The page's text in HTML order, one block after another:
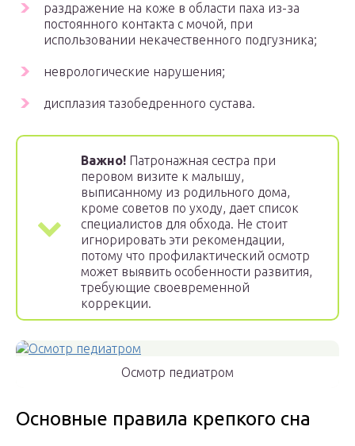
раздражение на коже в области паха из-за
постоянного контакта с мочой, при
использовании некачественного подгузника;
неврологические нарушения;
дисплазия тазобедренного сустава.
Важно! Патронажная сестра при
перовом визите к малышу,
выписанному из родильного дома,
кроме советов по уходу, дает список
специалистов для обхода. Не стоит
игнорировать эти рекомендации,
потому что профилактический осмотр
может выявить особенности развития,
требующие своевременной
коррекции.
Осмотр педиатром
Основные правила крепкого сна